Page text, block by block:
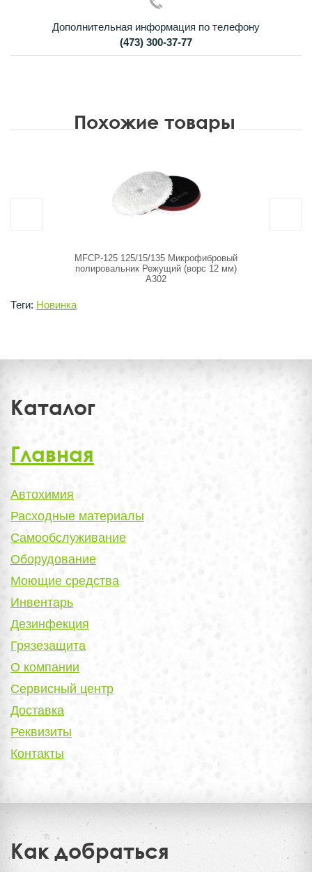
Дополнительная информация по телефону
(473) 300-37-77
Похожие товары
MFCP-125 125/15/135 Микрофибровый
полировальник Режущий (ворс 12 мм)
А302
Теги: Новинка
Каталог
Главная
Автохимия
Расходные материалы
Самообслуживание
Оборудование
Моющие средства
Инвентарь
Дезинфекция
Грязезащита
О компании
Сервисный центр
Доставка
Реквизиты
Контакты
Как добраться